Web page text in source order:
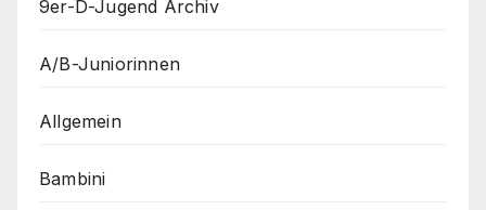
9er-D-Jugend Archiv
A/B-Juniorinnen
Allgemein
Bambini